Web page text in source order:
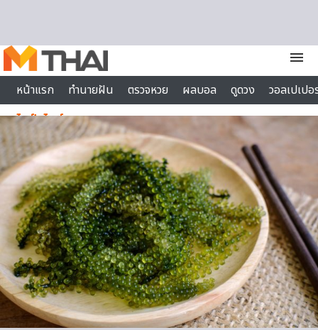
menu
หน้าแรก
ทำนายฝัน ตรวจหวย ผลบอล ดูดวง
วอลเปเป
ไลฟ์สไตล์